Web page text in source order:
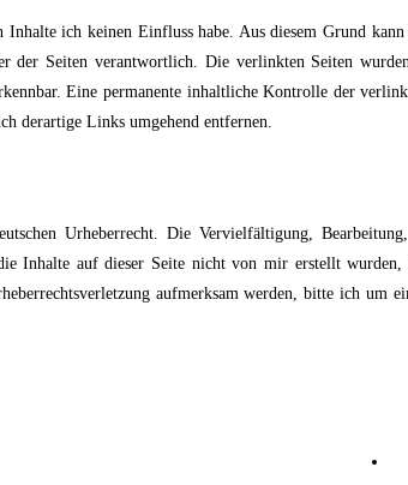
ich keinen Einfluss habe. Aus diesem Grund
Seiten verantwortlich. Die verlinkten Seiten
Eine permanente inhaltliche Kontrolle der
derartige Links umgehend entfernen.
Urheberrecht. Die Vervielfältigung,
Inhalte auf dieser Seite nicht von mir erstellt
aufmerksam werden, bitte ich um